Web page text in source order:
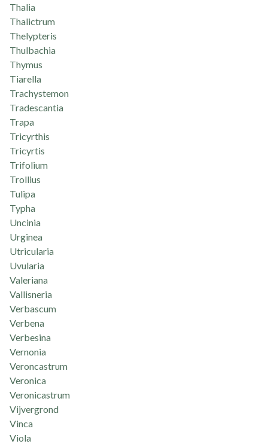
Thalia
Thalictrum
Thelypteris
Thulbachia
Thymus
Tiarella
Trachystemon
Tradescantia
Trapa
Tricyrthis
Tricyrtis
Trifolium
Trollius
Tulipa
Typha
Uncinia
Urginea
Utricularia
Uvularia
Valeriana
Vallisneria
Verbascum
Verbena
Verbesina
Vernonia
Veroncastrum
Veronica
Veronicastrum
Vijvergrond
Vinca
Viola